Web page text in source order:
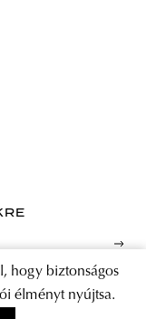
hogy biztonságos
élményt nyújtsa.
és kijelenti,